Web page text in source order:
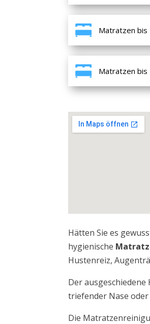
Matratzen bis
Matratzen bis
Hätten Sie es
hygienische
Hustenreiz,
Der
triefender Nase oder
Die